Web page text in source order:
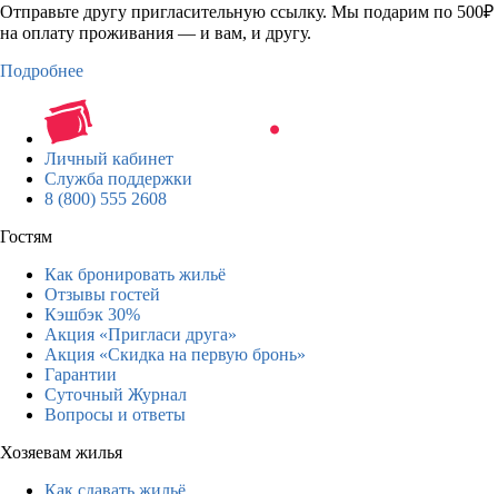
Отправьте другу пригласительную ссылку. Мы подарим по 500₽
на оплату проживания — и вам, и другу.
Подробнее
Личный кабинет
Служба поддержки
8 (800) 555 2608
Гостям
Как бронировать жильё
Отзывы гостей
Кэшбэк 30%
Акция «Пригласи друга»
Акция «Скидка на первую бронь»
Гарантии
Суточный Журнал
Вопросы и ответы
Хозяевам жилья
Как сдавать жильё